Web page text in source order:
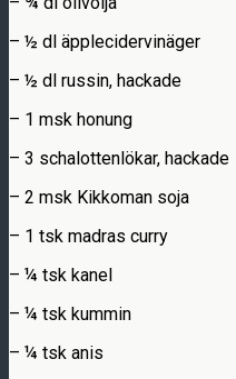
– ½ dl äpplecidervinäger
– ½ dl russin, hackade
– 1 msk honung
– 3 schalottenlökar, hackade
– 2 msk Kikkoman soja
– 1 tsk madras curry
– ¼ tsk kanel
– ¼ tsk kummin
– ¼ tsk anis